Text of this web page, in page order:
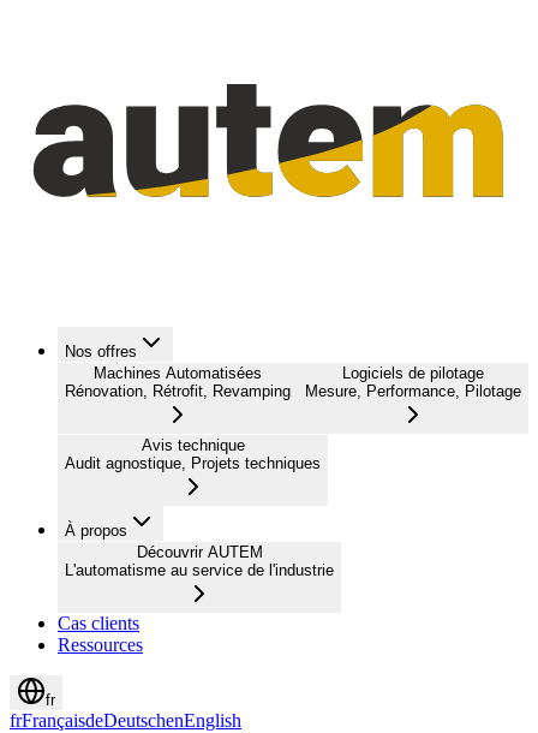
Nos offres
Machines Automatisées
Rénovation, Rétrofit, Revamping
Logiciels de pilotage
Mesure, Performance, Pilotage
Avis technique
Audit agnostique, Projets techniques
À propos
Découvrir AUTEM
L'automatisme au service de l'industrie
Cas clients
Ressources
fr
frFrançaisdeDeutschenEnglish